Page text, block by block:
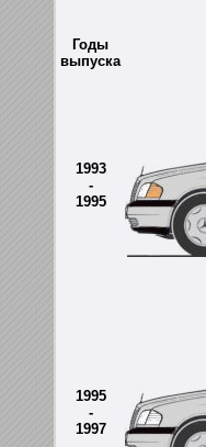
Годы
выпуска
1993
-
1995
1995
-
1997